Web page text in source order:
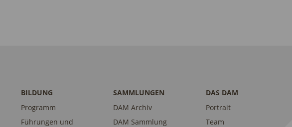
BILDUNG
Programm
Führungen und
SAMMLUNGEN
DAM Archiv
DAM Sammlung
DAS DAM
Portrait
Team